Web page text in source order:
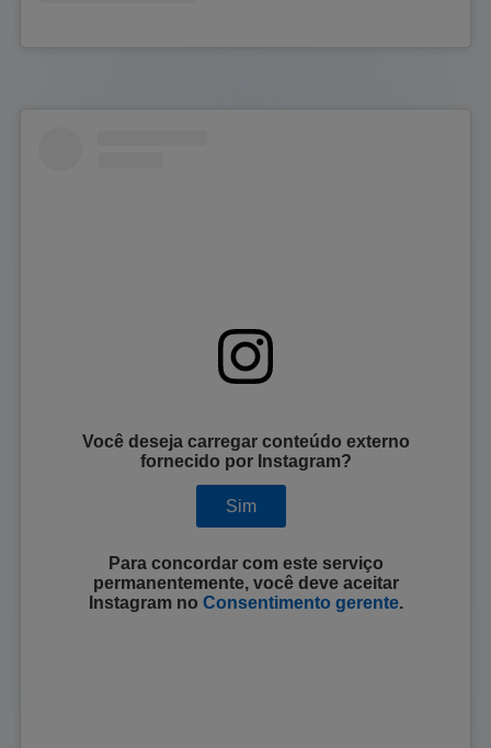
Você deseja carregar conteúdo externo
fornecido por Instagram?
Sim
Para concordar com este serviço
permanentemente, você deve aceitar
Instagramno Consentimento gerente.